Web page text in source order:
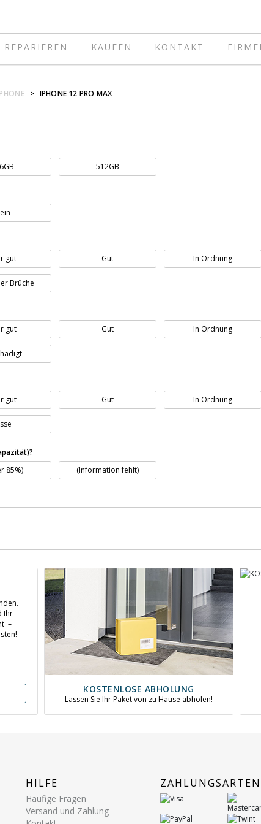
REPARIEREN KAUFEN KONTAKT
> IPHONE 12 PRO MAX
512GB
gut Gut In Ordnung
Brüche
gut Gut In Ordnung
gut Gut In Ordnung
85%) (Information fehlt)
Ihr
–
KOSTENLOSE ABHOLUNG
Lassen Sie Ihr Paket von zu Hause abholen!
HILFE
Häufige Fragen
Versand und Zahlung
ZAHLUNGSARTEN